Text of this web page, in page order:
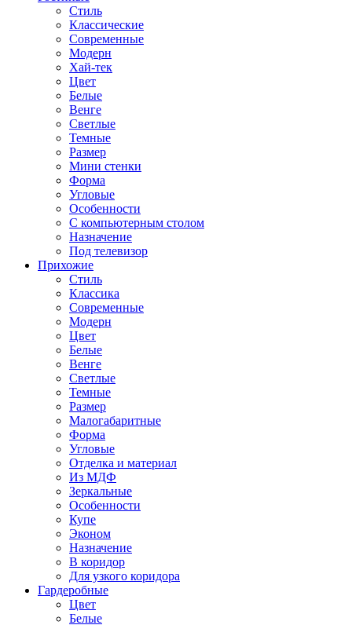
Стиль
Классические
Современные
Модерн
Хай-тек
Цвет
Белые
Венге
Светлые
Темные
Размер
Мини стенки
Форма
Угловые
Особенности
С компьютерным столом
Назначение
Под телевизор
Прихожие
Стиль
Классика
Современные
Модерн
Цвет
Белые
Венге
Светлые
Темные
Размер
Малогабаритные
Форма
Угловые
Отделка и материал
Из МДФ
Зеркальные
Особенности
Купе
Эконом
Назначение
В коридор
Для узкого коридора
Гардеробные
Цвет
Белые